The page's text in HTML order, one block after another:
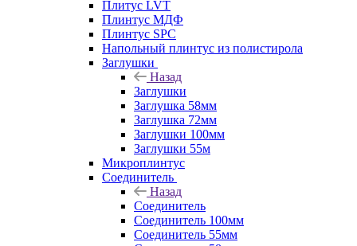
Плитус LVT
Плинтус МДФ
Плинтус SPC
Напольный плинтус из полистирола
Заглушки
Назад
Заглушки
Заглушка 58мм
Заглушка 72мм
Заглушки 100мм
Заглушки 55м
Микроплинтус
Соединитель
Назад
Соединитель
Соединитель 100мм
Соединитель 55мм